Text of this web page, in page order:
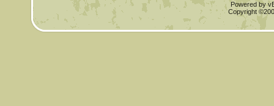
Powered by
Copyright